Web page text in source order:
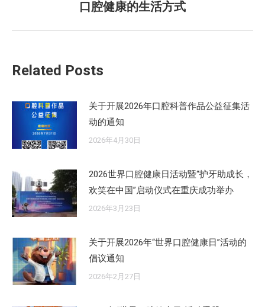
来
的
口腔健康的生活方式
Related Posts
关于开展2026年口腔科普作品公益征集活
动的通知
2026年4月30日
2026世界口腔健康日活动暨“护牙助成长，
欢笑在中国”启动仪式在重庆成功举办
2026年3月23日
关于开展2026年“世界口腔健康日”活动的
倡议通知
2026年2月27日